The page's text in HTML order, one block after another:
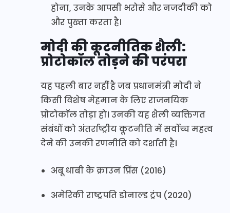
होना, उनके आपसी भरोसे और नजदीकी को
और पुख्ता करता है।
मोदी की कूटनीतिक शैली:
प्रोटोकॉल तोड़ने की परंपरा
यह पहली बार नहीं है जब प्रधानमंत्री मोदी ने
किसी विशेष मेहमान के लिए राजनयिक
प्रोटोकॉल तोड़ा हो। उनकी यह शैली व्यक्तिगत
संबंधों को अंतर्राष्ट्रीय कूटनीति में सर्वोच्च महत्व
देने की उनकी रणनीति को दर्शाती है।
अबू धाबी के क्राउन प्रिंस (2016)
अमेरिकी राष्ट्रपति डोनाल्ड ट्रंप (2020)